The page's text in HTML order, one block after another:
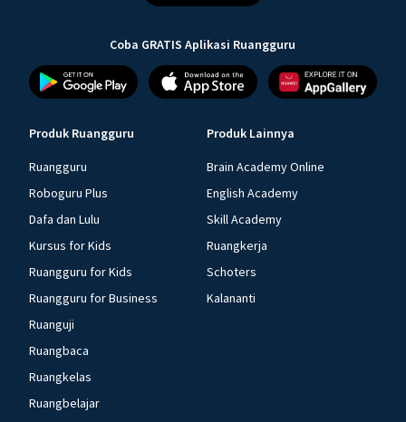
Coba GRATIS Aplikasi Ruangguru
Produk Ruangguru
Ruangguru
Roboguru Plus
Dafa dan Lulu
Kursus for Kids
Ruangguru for Kids
Ruangguru for Business
Ruanguji
Ruangbaca
Ruangkelas
Ruangbelajar
Produk Lainnya
Brain Academy Online
English Academy
Skill Academy
Ruangkerja
Schoters
Kalananti